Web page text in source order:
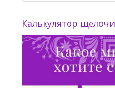
Калькулятор щелочи